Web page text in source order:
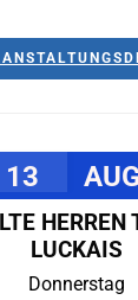
13
HERREN
LUCKAIS
Donnerstag